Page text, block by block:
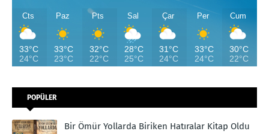
Cts
33°C
24°C
Paz
33°C
23°C
Pts
32°C
22°C
Sal
28°C
25°C
Çar
31°C
24°C
Per
33°C
24°C
Cum
30°C
22°C
POPÜLER
Bir Ömür Yollarda Biriken Hatıralar Kitap Oldu